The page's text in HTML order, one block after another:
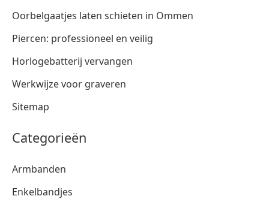
Oorbelgaatjes laten schieten in Ommen
Piercen: professioneel en veilig
Horlogebatterij vervangen
Werkwijze voor graveren
Sitemap
Categorieën
Armbanden
Enkelbandjes